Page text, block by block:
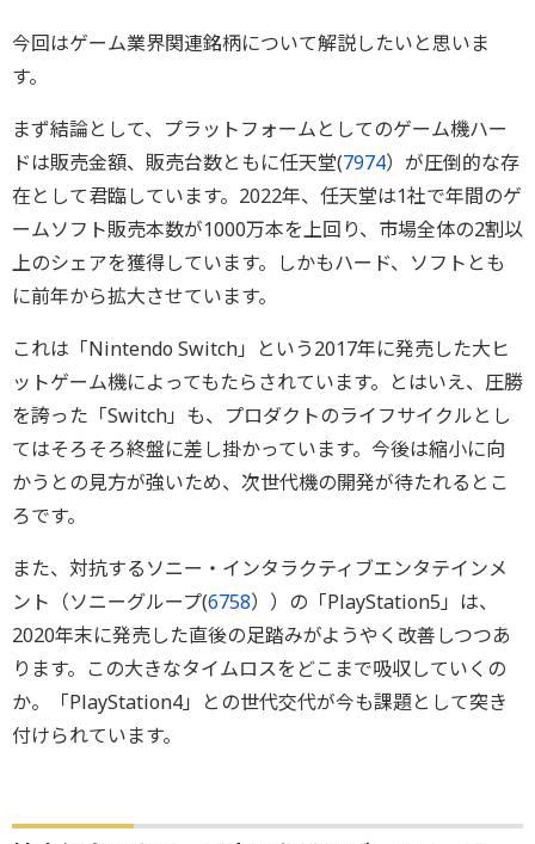
今回はゲーム業界関連銘柄について解説したいと思いま
す。
まず結論として、プラットフォームとしてのゲーム機ハー
ドは販売金額、販売台数ともに任天堂(7974）が圧倒的な存
在として君臨しています。2022年、任天堂は1社で年間のゲ
ームソフト販売本数が1000万本を上回り、市場全体の2割以
上のシェアを獲得しています。しかもハード、ソフトとも
に前年から拡大させています。
これは「Nintendo Switch」という2017年に発売した大ヒ
ットゲーム機によってもたらされています。とはいえ、圧勝
を誇った「Switch」も、プロダクトのライフサイクルとし
てはそろそろ終盤に差し掛かっています。今後は縮小に向
かうとの見方が強いため、次世代機の開発が待たれるとこ
ろです。
また、対抗するソニー・インタラクティブエンタテインメ
ント（ソニーグループ(6758））の「PlayStation5」は、
2020年末に発売した直後の足踏みがようやく改善しつつあ
ります。この大きなタイムロスをどこまで吸収していくの
か。「PlayStation4」との世代交代が今も課題として突き
付けられています。